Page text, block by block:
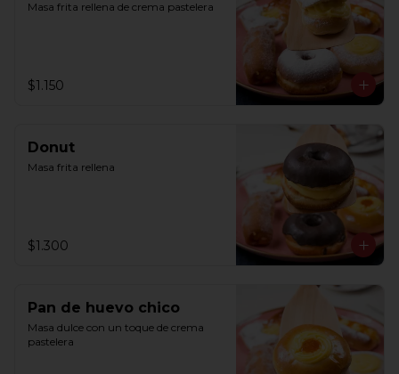
Masa frita rellena de crema pastelera
$1.150
Donut
Masa frita rellena
$1.300
Pan de huevo chico
Masa dulce con un toque de crema
pastelera